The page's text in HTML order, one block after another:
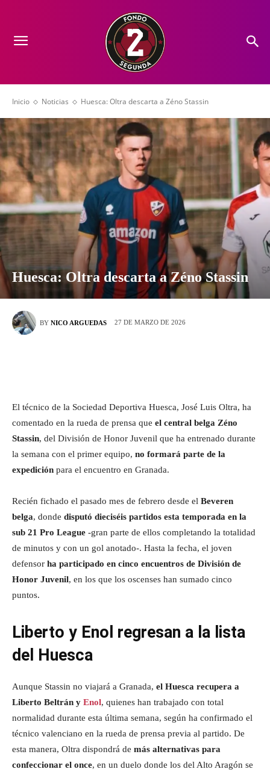
Inicio Noticias Huesca: Oltra descarta a Zéno Stassin
Huesca: Oltra descarta a Zéno Stassin
BY NICO ARGUEDAS 27 DE MARZO DE 2026
El técnico de la Sociedad Deportiva Huesca, José Luis Oltra, ha
comentado en la rueda de prensa que el central belga Zéno
Stassin, del División de Honor Juvenil que ha entrenado durante
la semana con el primer equipo, no formará parte de la
expedición para el encuentro en Granada.
Recién fichado el pasado mes de febrero desde el Beveren
belga, donde disputó dieciséis partidos esta temporada en la
sub 21 Pro League -gran parte de ellos completando la totalidad
de minutos y con un gol anotado-. Hasta la fecha, el joven
defensor ha participado en cinco encuentros de División de
Honor Juvenil, en los que los oscenses han sumado cinco
puntos.
Liberto y Enol regresan a la lista
del Huesca
Aunque Stassin no viajará a Granada, el Huesca recupera a
Liberto Beltrán y Enol, quienes han trabajado con total
normalidad durante esta última semana, según ha confirmado el
técnico valenciano en la rueda de prensa previa al partido. De
esta manera, Oltra dispondrá de más alternativas para
confeccionar el once, en un duelo donde los del Alto Aragón se